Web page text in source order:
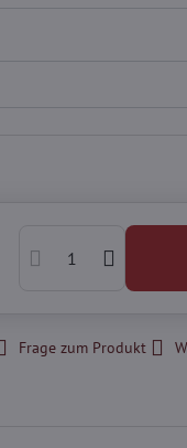
Frage zum Produkt